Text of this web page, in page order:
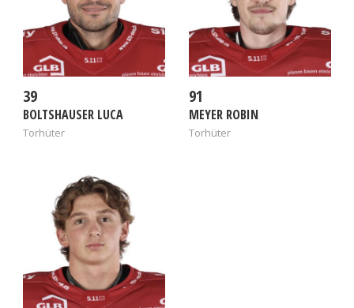
echtgeldWetten können es sich die Spieler
leisten, in der nächsten Saison große
Sportwetten zu tätigen. Während der schwierigen
Zeit des Coronovirus konnten Online-Casino-
Spieler die Meisterschaft 2019-20 leider nicht
verfolgen, da eine steile Wende genommen
39
BOLTSHAUSER LUCA
Torhüter
91
MEYER ROBIN
Torhüter